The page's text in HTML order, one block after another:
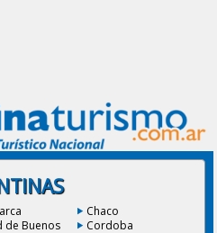
Chaco
de Buenos
Cordoba